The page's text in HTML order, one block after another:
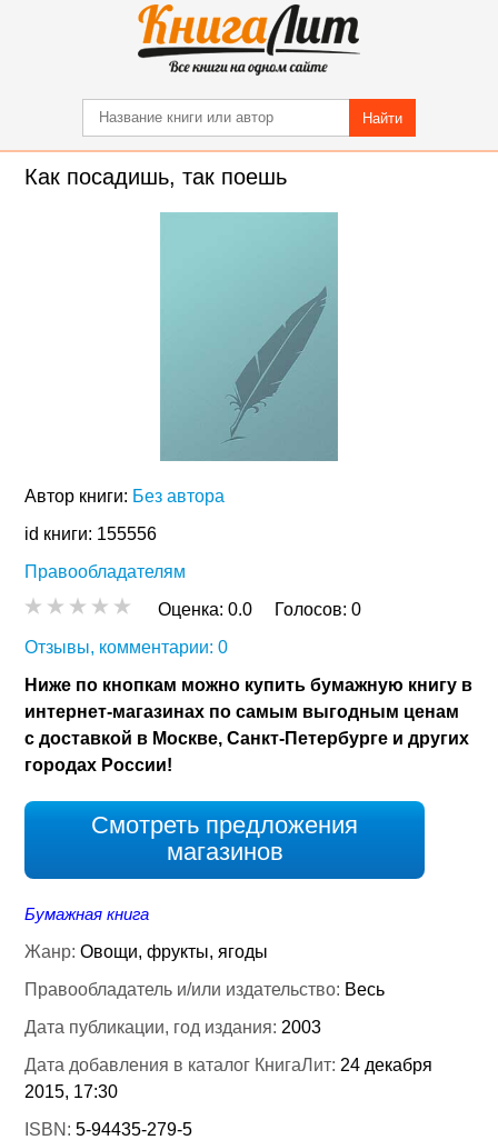
Найти
Как посадишь, так поешь
Автор книги: Без автора
id книги: 155556
Правообладателям
Оценка:0.0 Голосов:0
Отзывы, комментарии: 0
Ниже по кнопкам можно купить бумажную книгу в
интернет-магазинах по самым выгодным ценам
с доставкой в Москве, Санкт-Петербурге и других
городах России!
Смотреть предложения
магазинов
Бумажная книга
Жанр:Овощи, фрукты, ягоды
Правообладатель и/или издательство: Весь
Дата публикации, год издания: 2003
Дата добавления в каталог КнигаЛит: 24 декабря
2015, 17:30
ISBN:5-94435-279-5